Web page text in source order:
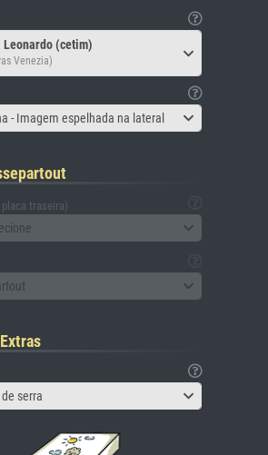
Leonardo (cetim)
Venezia)
- Imagem espelhada na lateral
traseira)
serra